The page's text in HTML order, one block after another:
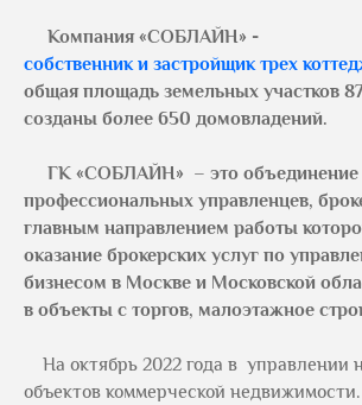
Компания «СОБЛАЙН» -
собственник и застройщик трех
общая площадь земельных участков
созданы более 650 домовладений.
ГК «СОБЛАЙН» – это объединение
профессиональных управленцев,
главным направлением работы
оказание брокерских услуг по
бизнесом в Москве и Московской
в объекты с торгов, малоэтажное
На октябрь 2022 года в управлении
объектов коммерческой недвижимости.